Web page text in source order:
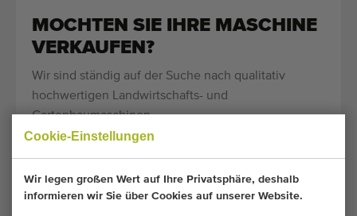
Cookie-Einstellungen
Wir legen großen Wert auf Ihre Privatsphäre, deshalb
informieren wir Sie über Cookies auf unserer Website.
MOCHTEN SIE IHRE MASCHINE
VERKAUFEN?
Wir sind ständig auf der Suche nach qualitativ
hochwertigen Landwirtschafts- und
Gartenbaumaschinen.